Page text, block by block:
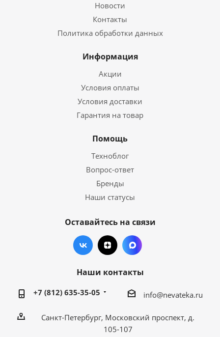
Новости
Контакты
Политика обработки данных
Информация
Акции
Условия оплаты
Условия доставки
Гарантия на товар
Помощь
Техноблог
Вопрос-ответ
Бренды
Наши статусы
Оставайтесь на связи
Наши контакты
+7 (812) 635-35-05 info@nevateka.ru
Санкт-Петербург, Московский проспект, д.
105-107